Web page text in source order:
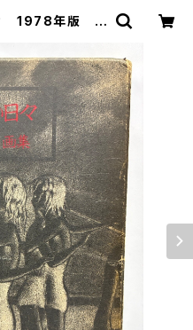
1978年版 幻